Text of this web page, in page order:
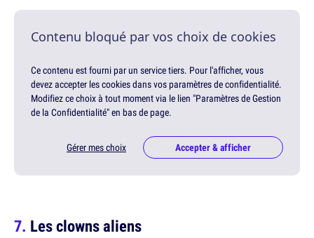
Contenu bloqué par vos choix de cookies
Ce contenu est fourni par un service tiers. Pour l'afficher, vous
devez accepter les cookies dans vos paramètres de confidentialité.
Modifiez ce choix à tout moment via le lien "Paramètres de Gestion
de la Confidentialité" en bas de page.
Gérer mes choix Accepter & afficher
Les clowns aliens